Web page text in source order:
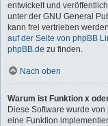
entwickelt und
unter der GNU General
kann frei vertrieben
auf der Seite von phpBB
phpBB.de zu finden.
Nach oben
Warum ist Funktion x
Diese Software wurde
eine Funktion